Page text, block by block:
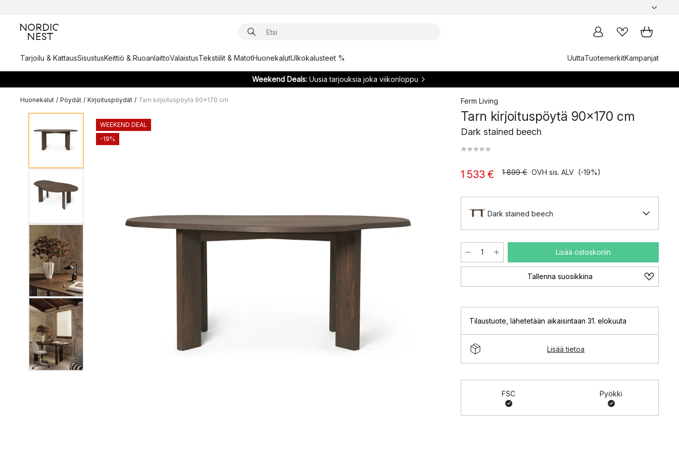
Tarjoilu & KattausSisustusKeittiö & RuoanlaittoValaistusTekstiilit & MatotHuonekalutUlkokalusteet % UuttaTuotemerkitKampanjat
Weekend Deals:Uusia tarjouksia joka viikonloppu
Huonekalut / Pöydät / Kirjoituspöydät / Tarn kirjoituspöytä 90x170 cm
WEEKEND DEAL
-19%
Ferm Living
Tarn kirjoituspöytä 90x170 cm
Dark stained beech
1 533 € 1 899 € OVH sis. ALV (-19%)
Dark stained beech
Lisää ostoskoriin
Tallenna suosikkina
Tilaustuote lähetetään aikaisintaan 31. elokuuta
Lisää tietoa
FSC Pyökki